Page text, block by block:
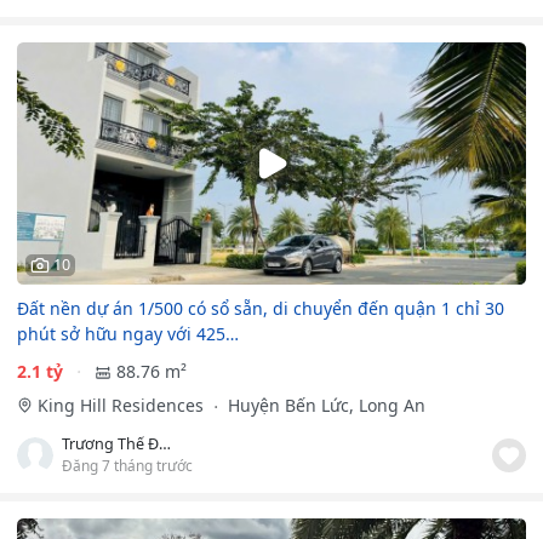
10
Đất nền dự án 1/500 có sổ sẵn, di chuyển đến quận 1 chỉ 30
phút sở hữu ngay với 425…
2.1 tỷ
88.76 m²
King Hill Residences
Huyện Bến Lức, Long An
Trương Thế Đức Minh
Đăng 7 tháng trước